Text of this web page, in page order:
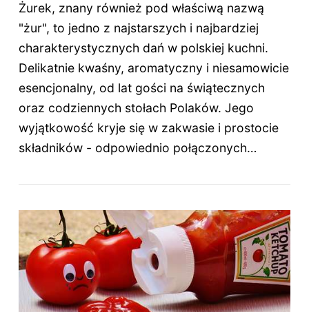
Żurek, znany również pod właściwą nazwą
"żur", to jedno z najstarszych i najbardziej
charakterystycznych dań w polskiej kuchni.
Delikatnie kwaśny, aromatyczny i niesamowicie
esencjonalny, od lat gości na świątecznych
oraz codziennych stołach Polaków. Jego
wyjątkowość kryje się w zakwasie i prostocie
składników - odpowiednio połączonych…